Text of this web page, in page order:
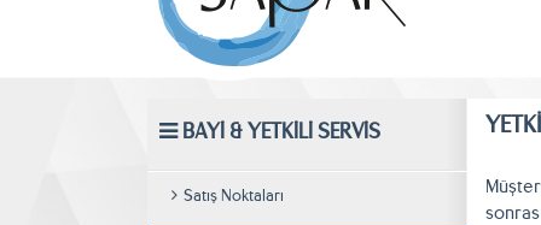
BAYİ & YETKİLİ SERVİS
Satış Noktaları